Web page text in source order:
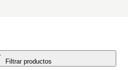
Filtrar productos